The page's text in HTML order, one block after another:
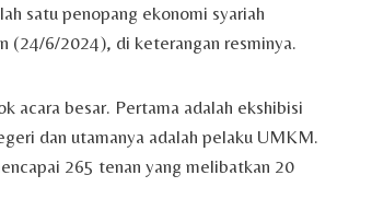
satu penopang ekonomi syariah
(24/6/2024), di keterangan resminya.
acara besar. Pertama adalah ekshibisi
dan utamanya adalah pelaku UMKM.
265 tenan yang melibatkan 20